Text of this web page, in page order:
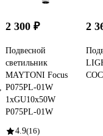
2 300 ₽
Подвесной
светильник
MAYTONI Focus
P075PL-01W
1xGU10x50W
P075PL-01W
4.9(16)
2